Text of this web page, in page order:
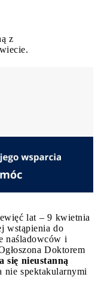
z
lat – 9 kwietnia
wstąpienia do
naśladowców i
Doktorem
się nieustanną
nie spektakularnymi